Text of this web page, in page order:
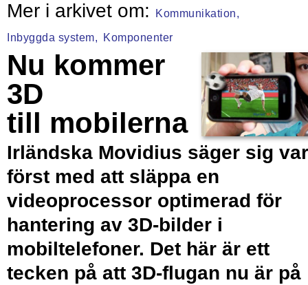
Kommunikation,
Inbyggda system, Komponenter
Nu kommer
3D
till mobilerna
Irländska Movidius säger sig
först med att släppa en
videoprocessor optimerad för
hantering av 3D-bilder i
mobiltelefoner. Det här är ett
tecken på att 3D-flugan nu är på